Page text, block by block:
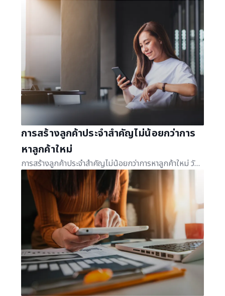
การสร้างลูกค้าประจำสำคัญไม่น้อยกว่าการ
หาลูกค้าใหม่
การสร้างลูกค้าประจำสำคัญไม่น้อยกว่าการหาลูกค้าใหม่ วันนี้เราจะมาเรียนรู้การสร้างลูกค้าประจำด้วย Loyalty Program ที่จะช่วยธุรกิจสร้างยอดขายได้มหาศาล